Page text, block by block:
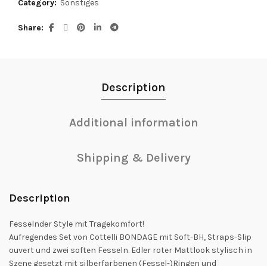
Category: Sonstiges
Share
Description
Additional information
Shipping & Delivery
Description
Fesselnder Style mit Tragekomfort!
Aufregendes Set von Cottelli BONDAGE mit Soft-BH, Straps-Slip
ouvert und zwei soften Fesseln. Edler roter Mattlook stylisch in
Szene gesetzt mit silberfarbenen (Fessel-)Ringen und